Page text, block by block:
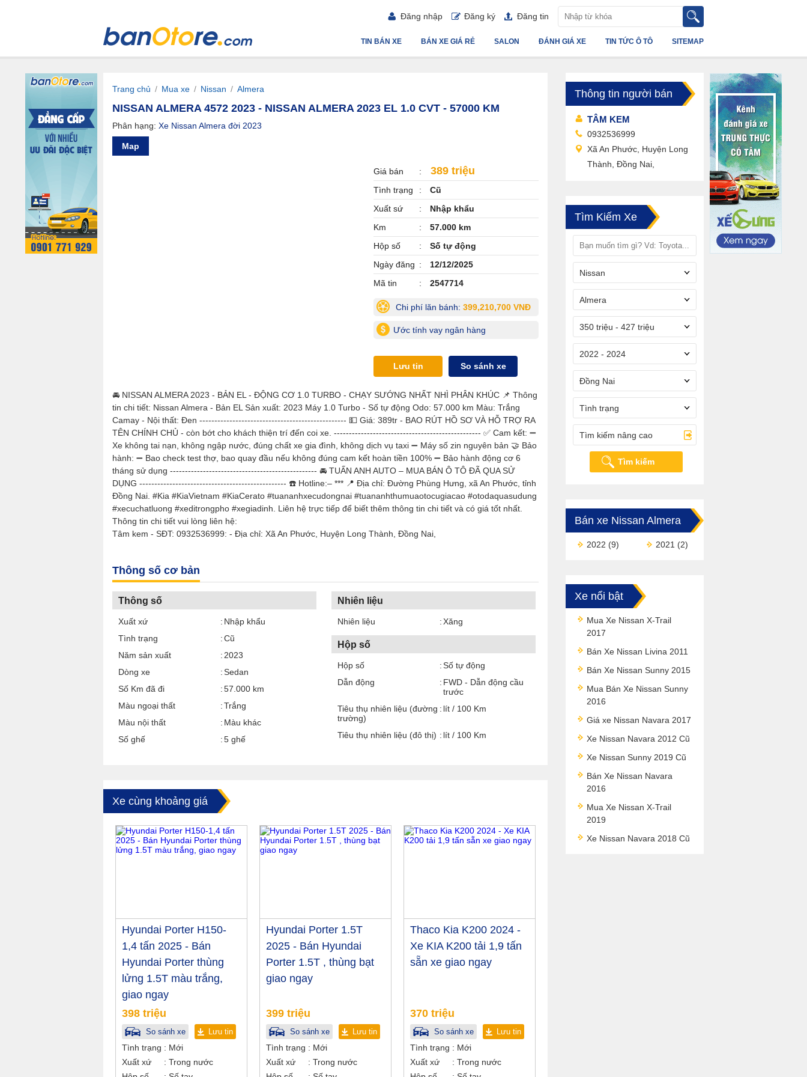
Đăng nhập Đăng ký Đăng tin
SITEMAP
TIN TỨC Ô TÔ
ĐÁNH GIÁ XE
SALON
BÁN XE GIÁ RẺ
TIN BÁN XE
Trang chủ / Mua xe / Nissan / Almera
NISSAN ALMERA 4572 2023 - NISSAN ALMERA 2023 EL 1.0 CVT - 57000 KM
Phân hạng: Xe Nissan Almera đời 2023
Map
Giá bán 389 triệu
Tình trạng
Cũ
Xuất sứ
Nhập khẩu
Km
57.000 km
Hộp số
Số tự động
Ngày đăng
12/12/2025
Mã tin
2547714
Chi phí lăn bánh: 399,210,700 VNĐ
Ước tính vay ngân hàng
Lưu tin So sánh xe
🚘 NISSAN ALMERA 2023 - BẢN EL - ĐỘNG CƠ 1.0 TURBO - CHẠY SƯỚNG NHẤT NHÌ PHÂN KHÚC 📌 Thông
tin chi tiết: Nissan Almera - Bản EL Sản xuất: 2023 Máy 1.0 Turbo - Số tự động Odo: 57.000 km Màu: Trắng
Camay - Nội thất: Đen ------------------------------------------------- 💵 Giá: 389tr - BAO RÚT HỒ SƠ VÀ HỖ TRỢ RA
TÊN CHÍNH CHỦ - còn bớt cho khách thiện trí đến coi xe. ------------------------------------------------- ✅ Cam kết: ➖
Xe không tai nạn, không ngập nước, đúng chất xe gia đình, không dịch vụ taxi ➖ Máy số zin nguyên bản 🤝 Bảo
hành: ➖ Bao check test thợ, bao quay đầu nếu không đúng cam kết hoàn tiền 100% ➖ Bảo hành động cơ 6
tháng sử dụng ------------------------------------------------- 🚘 TUẤN ANH AUTO – MUA BÁN Ô TÔ ĐÃ QUA SỬ
DỤNG ------------------------------------------------- ☎️ Hotline:– *** 📍 Địa chỉ: Đường Phùng Hưng, xã An Phước, tỉnh
Đồng Nai. #Kia #KiaVietnam #KiaCerato #tuananhxecudongnai #tuananhthumuaotocugiacao #otodaquasudung
#xecuchatluong #xeditrongpho #xegiadinh. Liên hệ trực tiếp để biết thêm thông tin chi tiết và có giá tốt nhất.
Thông tin chi tiết vui lòng liên hệ:
Tâm kem - SĐT: 0932536999: - Địa chỉ: Xã An Phước, Huyện Long Thành, Đồng Nai,
Thông số cơ bản
Thông số
Xuất xứ
Nhập khẩu
Tình trạng
Cũ
Năm sản xuất
2023
Dòng xe
Sedan
Số Km đã đi
57.000 km
Màu ngoại thất
Trắng
Màu nội thất
Màu khác
Số ghế
5 ghế
Nhiên liệu
Nhiên liệu Xăng
Hộp số
Hộp số
Số tự động
Dẫn động
FWD - Dẫn động cầu
trước
Tiêu thụ nhiên liệu (đường
trường)
lít / 100 Km
Tiêu thụ nhiên liệu (đô thị) lít / 100 Km
Xe cùng khoảng giá
Hyundai Porter H150-
1,4 tấn 2025 - Bán
Hyundai Porter thùng
lửng 1.5T màu trắng,
giao ngay
398 triệu
So sánh xe Lưu tin
Tình trạng
Mới
Xuất xứ
Trong nước
Hyundai Porter 1.5T
2025 - Bán Hyundai
Porter 1.5T , thùng bạt
giao ngay
399 triệu
So sánh xe Lưu tin
Tình trạng
Mới
Xuất xứ
Trong nước
Thaco Kia K200 2024 -
Xe KIA K200 tải 1,9 tấn
sẵn xe giao ngay
370 triệu
So sánh xe Lưu tin
Tình trạng
Mới
Xuất xứ
Trong nước
Thông tin người bán
TÂM KEM
0932536999
Xã An Phước, Huyện Long
Thành, Đồng Nai,
Tìm Kiếm Xe
Nissan
Almera
350 triệu - 427 triệu
2022 - 2024
Đồng Nai
Tình trạng
Tìm kiếm nâng cao
Tìm kiếm
Bán xe Nissan Almera
2022 (9) 2021 (2)
Xe nổi bật
Mua Xe Nissan X-Trail
2017
Bán Xe Nissan Livina 2011
Bán Xe Nissan Sunny 2015
Mua Bán Xe Nissan Sunny
2016
Giá xe Nissan Navara 2017
Xe Nissan Navara 2012 Cũ
Xe Nissan Sunny 2019 Cũ
Bán Xe Nissan Navara
2016
Mua Xe Nissan X-Trail
2019
Xe Nissan Navara 2018 Cũ